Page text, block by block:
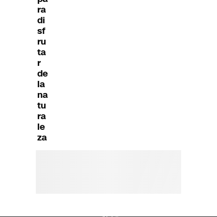
ra
di
sf
ru
ta
r
de
la
na
tu
ra
le
za